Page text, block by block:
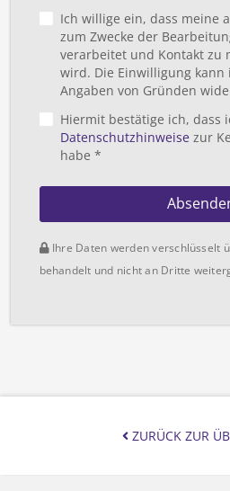
Ich willige ein, dass meine
zum Zwecke der
verarbeitet und Kontakt zu
wird. Die Einwilligung kann
Angaben von Gründen
Hiermit bestätige ich, dass
Datenschutzhinweisezur
habe *
Ihre Daten werden verschlüsselt
behandelt und nicht an Dritte
ZURÜCK ZUR